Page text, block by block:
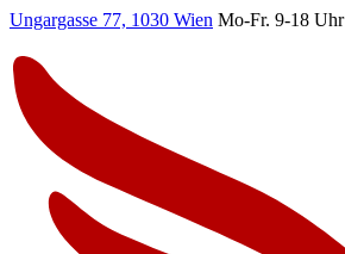
Ungargasse 77, 1030 Wien Mo-Fr. 9-18 Uhr